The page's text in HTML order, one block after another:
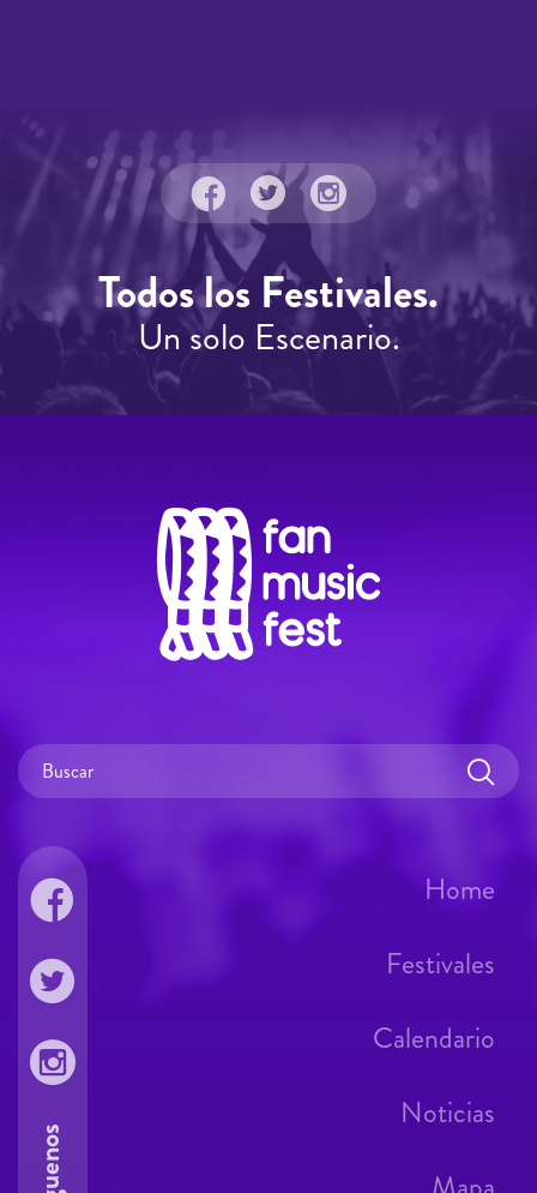
Todos los Festivales.
Un solo Escenario.
Home
Festivales
Calendario
Noticias